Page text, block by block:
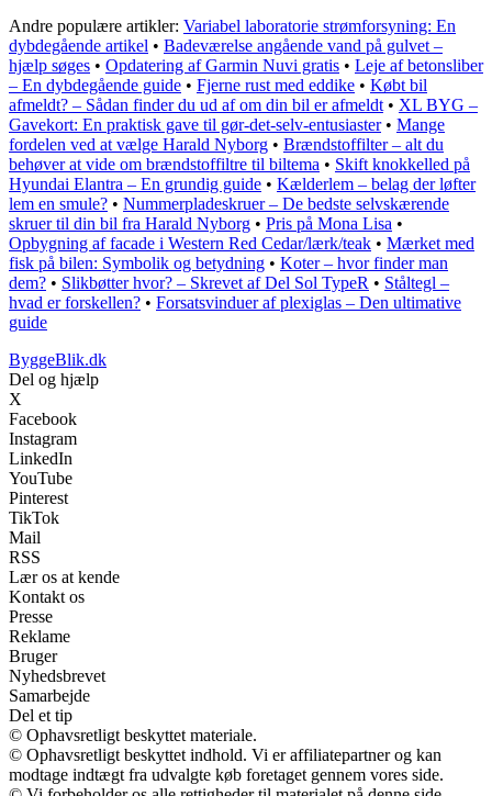
Andre populære artikler: Variabel laboratorie strømforsyning: En
dybdegående artikel • Badeværelse angående vand på gulvet –
hjælp søges • Opdatering af Garmin Nuvi gratis • Leje af betonsliber
– En dybdegående guide • Fjerne rust med eddike • Købt bil
afmeldt? – Sådan finder du ud af om din bil er afmeldt • XL BYG –
Gavekort: En praktisk gave til gør-det-selv-entusiaster• Mange
fordelen ved at vælge Harald Nyborg • Brændstoffilter – alt du
behøver at vide om brændstoffiltre til biltema • Skift knokkelled på
Hyundai Elantra – En grundig guide • Kælderlem – belag der løfter
lem en smule? • Nummerpladeskruer – De bedste selvskærende
skruer til din bil fra Harald Nyborg • Pris på Mona Lisa •
Opbygning af facade i Western Red Cedar/lærk/teak • Mærket med
fisk på bilen: Symbolik og betydning • Koter – hvor finder man
dem? • Slikbøtter hvor? – Skrevet af Del Sol TypeR • Ståltegl –
hvad er forskellen? • Forsatsvinduer af plexiglas – Den ultimative
guide
ByggeBlik.dk
Del og hjælp
X
Facebook
Instagram
LinkedIn
YouTube
Pinterest
TikTok
Mail
RSS
Lær os at kende
Kontakt os
Presse
Reklame
Bruger
Nyhedsbrevet
Samarbejde
Del et tip
© Ophavsretligt beskyttet materiale.
© Ophavsretligt beskyttet indhold. Vi er affiliatepartner og kan
modtage indtægt fra udvalgte køb foretaget gennem vores side.